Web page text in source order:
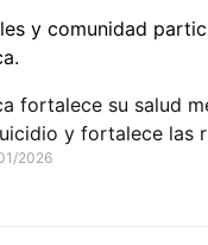
fortalece su salud
y fortalece las
2026